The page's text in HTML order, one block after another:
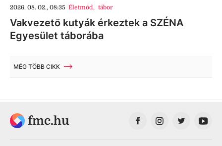
2026. 08. 02., 08:35 Életmód, tábor
Vakvezető kutyák érkeztek a SZÉNA
Egyesület táborába
MÉG TÖBB CIKK
fmc.hu